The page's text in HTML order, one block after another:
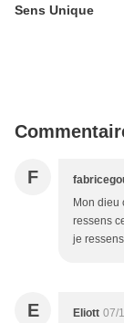
Sens Unique
F
Mon dieu
ressens
je
E Eliott 07/